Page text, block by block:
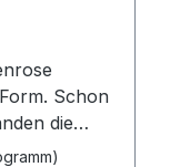
Schon
die
im